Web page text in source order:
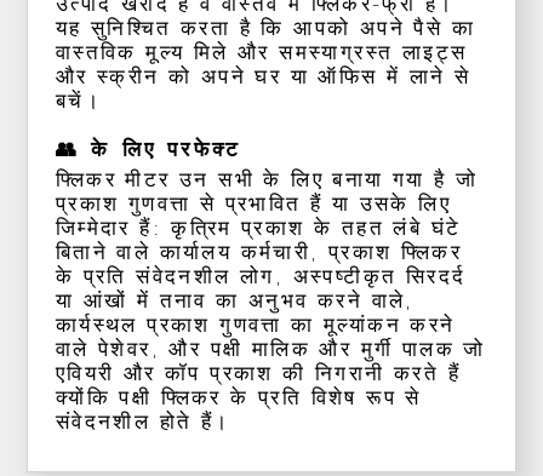
यह सुनिश्चित करता है कि आपको अपने पैसे का
वास्तविक मूल्य मिले और समस्याग्रस्त लाइट्स
और स्क्रीन को अपने घर या ऑफिस में लाने से
बचें।
👥 के लिए परफेक्ट
फ्लिकर मीटर उन सभी के लिए बनाया गया है जो
प्रकाश गुणवत्ता से प्रभावित हैं या उसके लिए
जिम्मेदार हैं: कृत्रिम प्रकाश के तहत लंबे घंटे
बिताने वाले कार्यालय कर्मचारी, प्रकाश फ्लिकर
के प्रति संवेदनशील लोग, अस्पष्टीकृत सिरदर्द
या आंखों में तनाव का अनुभव करने वाले,
कार्यस्थल प्रकाश गुणवत्ता का मूल्यांकन करने
वाले पेशेवर, और पक्षी मालिक और मुर्गी पालक जो
एवियरी और कॉप प्रकाश की निगरानी करते हैं
क्योंकि पक्षी फ्लिकर के प्रति विशेष रूप से
संवेदनशील होते हैं।